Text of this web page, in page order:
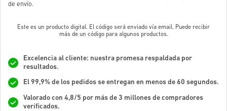
de envío.
Este es un producto digital. El código será enviado vía email. Puede recibir
más de un código para algunos productos.
Excelencia al cliente: nuestra promesa respaldada por
resultados.
El 99,9% de los pedidos se entregan en menos de 60 segundos.
Valorado con 4,8/5 por más de 3 millones de compradores
verificados.